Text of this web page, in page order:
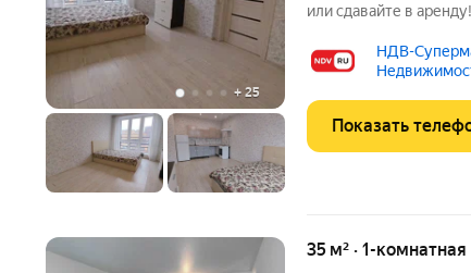
+ 25
или сдавайте в
евроформата в ЖК «Мытищи Лайт»: в
2017 года
НДВ-
Показать
35 м² · 1-